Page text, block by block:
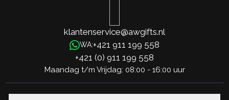
klantenservice@awgifts.nl
WA:+421 911 199 558
+421 (0) 911 199 558
Maandag t/m Vrijdag: 08:00 - 16:00 uur